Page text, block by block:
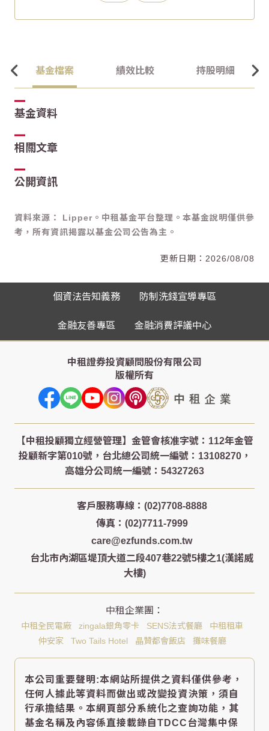
基金檔案 績效比較 持股明細
基金資料
相關文章
公開資訊
資料來源： Lipper。中租基金平台整理。本基金說明僅供參
考，所有資訊揭露以基金公司公告為主。
2026/08/08
個資法告知義務 防制洗錢宣導專區
金融友善專區 金融消費評議中心
中租證券投資顧問股份有限公司
版權所有
客戶服務專線：(02)7708-8888
傳真：(02)7711-7999
care@ezfunds.com.tw
台北市內湖區堤頂大道二段407巷22號5樓之1(漢諾威
大樓)
中租全民電廠 zingala銀角零卡 SENS法式餐廳
中租租車
仲安家
Two Tails Hotel 晶贊都會飯店 攤味餐廳
本公司重要聲明:本網站所提供之資料僅供參考，
任何人據此等資料而做出或改變投資決策，須自
行承擔結果。本網頁部分系統化之查詢功能，其
基金名稱及內容係直接載錄自TDCC台灣集中保